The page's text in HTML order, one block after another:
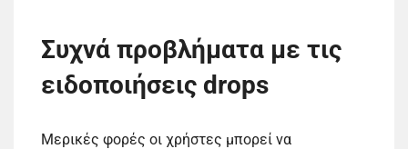
Συχνά προβλήματα με τις
ειδοποιήσεις drops
Μερικές φορές οι χρήστες μπορεί να